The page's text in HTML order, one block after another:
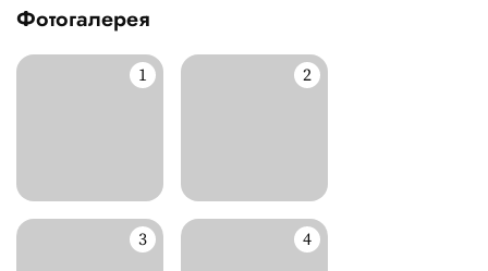
Фотогалерея